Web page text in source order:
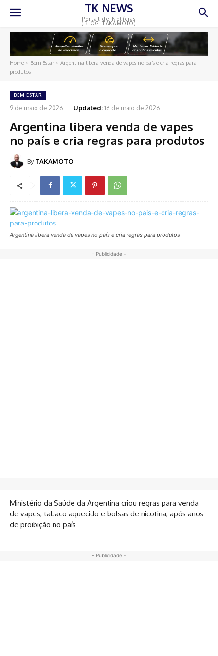
TK NEWS
Portal de Notícias
(BLOG TAKAMOTO)
Home Bem Estar
Argentina libera venda de vapes no país e cria regras para
produtos
BEM ESTAR
9 de maio de 2026 Updated:16 de maio de 2026
Argentina libera venda de vapes
no país e cria regras para produtos
By TAKAMOTO
Argentina libera venda de vapes no país e cria regras para produtos
- Publicidade -
Ministério da Saúde da Argentina criou regras para venda
de vapes, tabaco aquecido e bolsas de nicotina, após anos
de proibição no país
- Publicidade -